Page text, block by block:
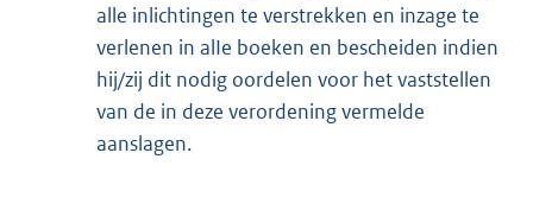
alle inlichtingen te verstrekken en inzage te
verlenen in alIe boeken en bescheiden indien
hij/zij dit nodig oordelen voor het vaststellen
van de in deze verordening vermelde
aanslagen.